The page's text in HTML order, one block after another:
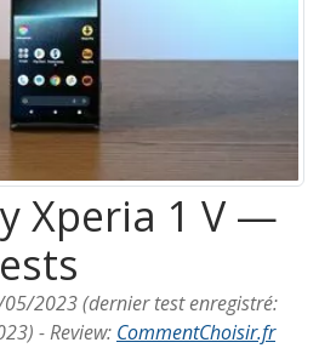
Xperia 1 V —
05/2023(dernier test enregistré:
) -Review: CommentChoisir.fr